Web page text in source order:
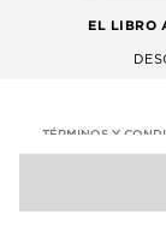
EL LIBRO
TÉRMINOS Y